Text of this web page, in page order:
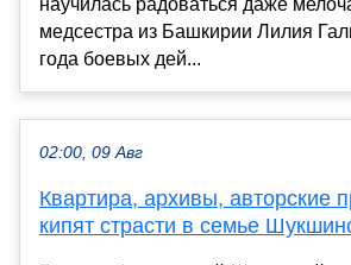
научилась радоваться даже
медсестра из Башкирии Лилия
года боевых дей...
02:00, 09 Авг
Квартира, архивы, авторские
кипят страсти в семье